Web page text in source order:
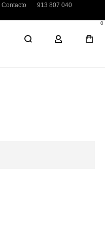
Contacto 913 807 040
MI CUENTA
0